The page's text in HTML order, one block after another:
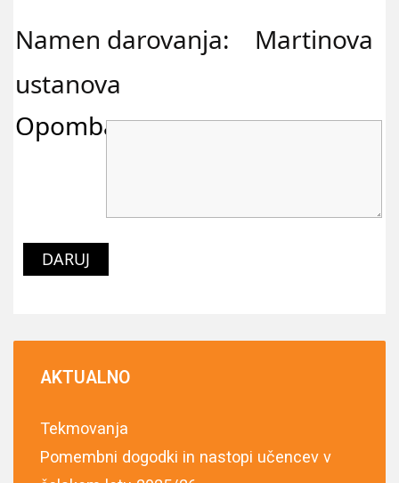
Namen darovanja: Martinova
ustanova
Opomba:
DARUJ
AKTUALNO
Tekmovanja
Pomembni dogodki in nastopi učencev v